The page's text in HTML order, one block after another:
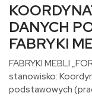
DANYCH
FABRYKI
FABRYKI MEBLI
stanowisko:
podstawowych